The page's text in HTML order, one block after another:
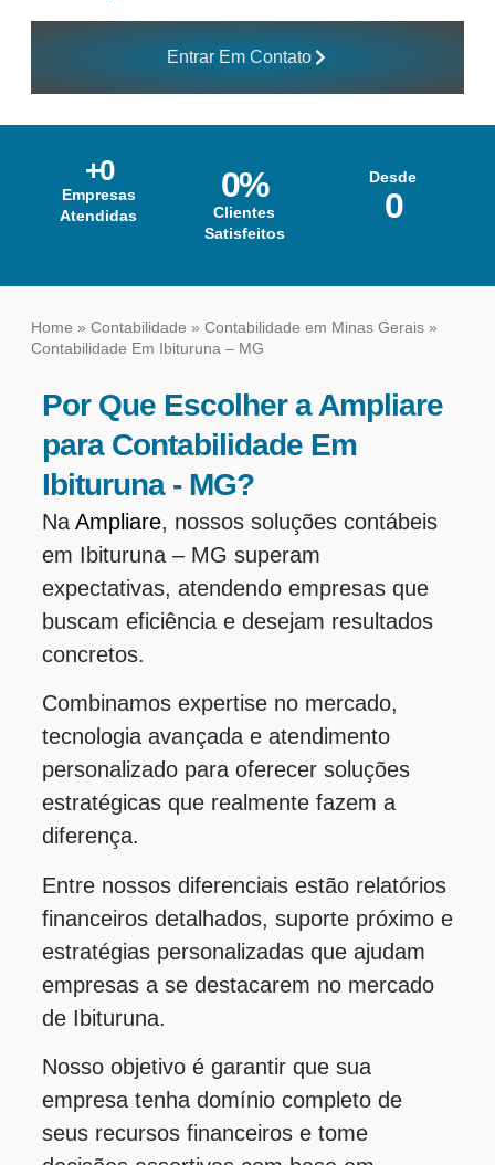
Entrar Em Contato
+0
Empresas
Atendidas
0%
Clientes
Satisfeitos
Desde
0
Home » Contabilidade » Contabilidade em Minas Gerais »
Contabilidade Em Ibituruna – MG
Por Que Escolher a Ampliare
para Contabilidade Em
Ibituruna - MG?
Na Ampliare, nossos soluções contábeis
em Ibituruna – MG superam
expectativas, atendendo empresas que
buscam eficiência e desejam resultados
concretos.
Combinamos expertise no mercado,
tecnologia avançada e atendimento
personalizado para oferecer soluções
estratégicas que realmente fazem a
diferença.
Entre nossos diferenciais estão relatórios
financeiros detalhados, suporte próximo e
estratégias personalizadas que ajudam
empresas a se destacarem no mercado
de Ibituruna.
Nosso objetivo é garantir que sua
empresa tenha domínio completo de
seus recursos financeiros e tome